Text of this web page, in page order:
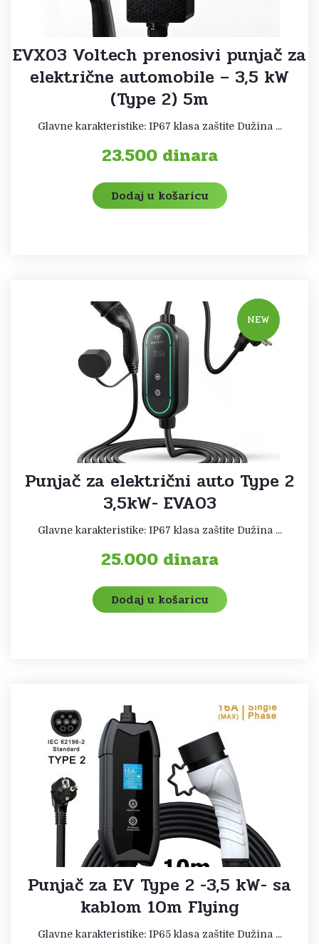
EVX03 Voltech prenosivi punjač za
električne automobile – 3,5 kW
(Type 2) 5m
Glavne karakteristike: IP67 klasa zaštite Dužina ...
23.500 dinara
Dodaj u košaricu
NEW
Punjač za električni auto Type 2
3,5kW- EVA03
Glavne karakteristike: IP67 klasa zaštite Dužina ...
25.000 dinara
Dodaj u košaricu
Punjač za EV Type 2 -3,5 kW- sa
kablom 10m Flying
Glavne karakteristike: IP65 klasa zaštite Dužina ...